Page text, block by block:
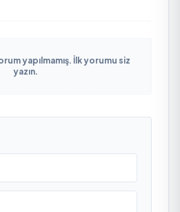
yapılmamış. İlk yorumu siz
yazın.